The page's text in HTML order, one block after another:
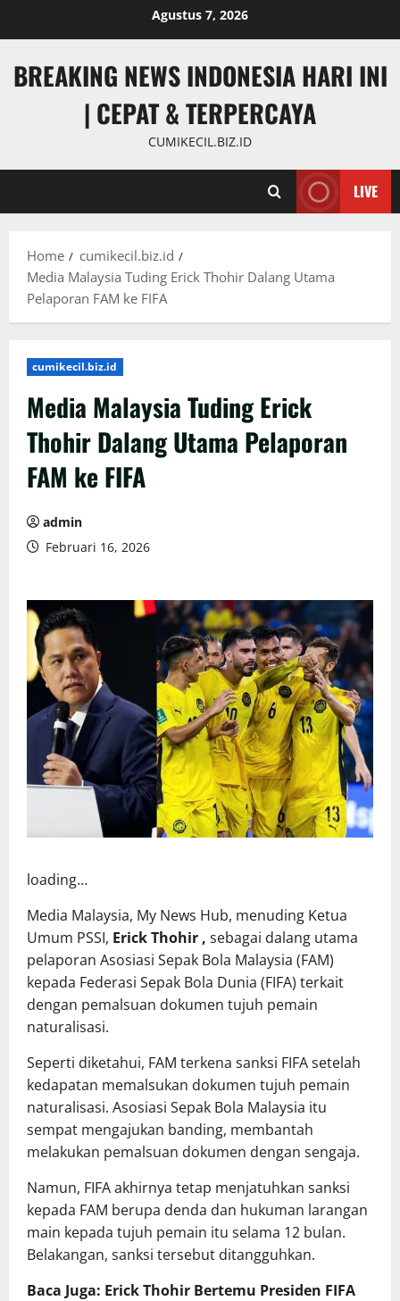
Agustus 7, 2026
BREAKING NEWS INDONESIA HARI INI
| CEPAT & TERPERCAYA
CUMIKECIL.BIZ.ID
LIVE
Home
cumikecil.biz.id
Media Malaysia Tuding Erick Thohir Dalang Utama
Pelaporan FAM ke FIFA
cumikecil.biz.id
Media Malaysia Tuding Erick
Thohir Dalang Utama Pelaporan
FAM ke FIFA
admin
Februari 16, 2026
loading…
Media Malaysia, My News Hub, menuding Ketua
Umum PSSI, Erick Thohir , sebagai dalang utama
pelaporan Asosiasi Sepak Bola Malaysia (FAM)
kepada Federasi Sepak Bola Dunia (FIFA) terkait
dengan pemalsuan dokumen tujuh pemain
naturalisasi.
Seperti diketahui, FAM terkena sanksi FIFA setelah
kedapatan memalsukan dokumen tujuh pemain
naturalisasi. Asosiasi Sepak Bola Malaysia itu
sempat mengajukan banding, membantah
melakukan pemalsuan dokumen dengan sengaja.
Namun, FIFA akhirnya tetap menjatuhkan sanksi
kepada FAM berupa denda dan hukuman larangan
main kepada tujuh pemain itu selama 12 bulan.
Belakangan, sanksi tersebut ditangguhkan.
Baca Juga: Erick Thohir Bertemu Presiden FIFA